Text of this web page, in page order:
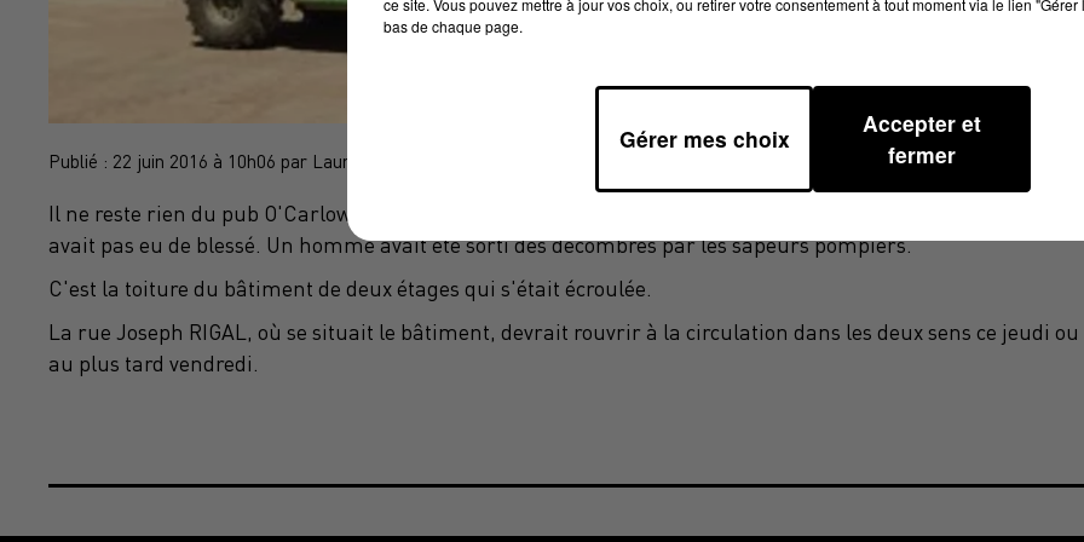
Publié : 22 juin 2016 à 10h06 par Laurent Batigne
Il ne reste rien du pub O'Carlow à Gaillac. L'immeuble a été rasé, victime d'un effondrement fin Mai. Il n'y
avait pas eu de blessé. Un homme avait été sorti des décombres par les sapeurs pompiers.
C'est la toiture du bâtiment de deux étages qui s'était écroulée.
La rue Joseph RIGAL, où se situait le bâtiment, devrait rouvrir à la circulation dans les deux sens ce jeudi ou
au plus tard vendredi.
bas de chaque page.
Gérer mes choix
Accepter et
fermer